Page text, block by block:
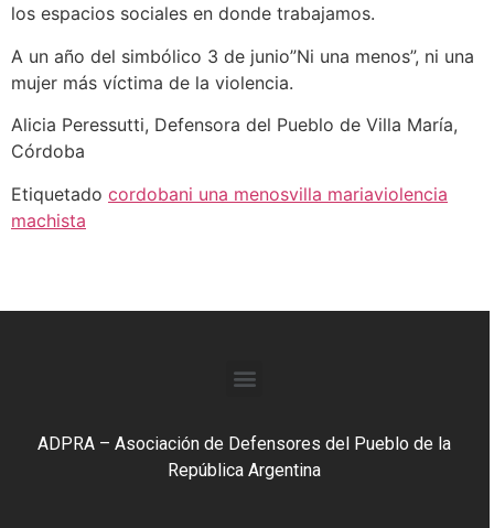
los espacios sociales en donde trabajamos.
A un año del simbólico 3 de junio”Ni una menos”, ni una
mujer más víctima de la violencia.
Alicia Peressutti, Defensora del Pueblo de Villa María,
Córdoba
Etiquetado cordobani una menosvilla mariaviolencia
machista
ADPRA – Asociación de Defensores del Pueblo de la
República Argentina